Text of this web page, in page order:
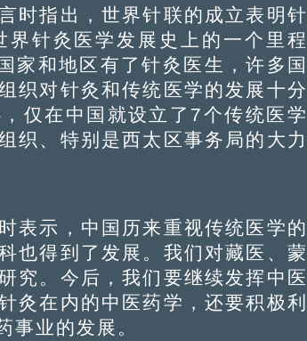
指出，世界针联的成立表明针
针灸医学发展史上的一个里程
家和地区有了针灸医生，许多国
织对针灸和传统医学的发展十分
仅在中国就设立了7个传统医学
织、特别是西太区事务局的大力
示，中国历来重视传统医学的
也得到了发展。我们对藏医、蒙
究。今后，我们要继续发挥中医
灸在内的中医药学，还要积极利
事业的发展。